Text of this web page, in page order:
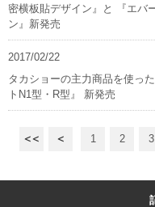
密横板貼デザイン』と 『エ
ン』新発売
2017/02/22
タカショーの主力商品を使っ
トN1型・R型』 新発売
1 2 3